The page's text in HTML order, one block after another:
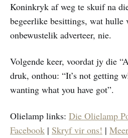
Koninkryk af weg te skuif na
begeerlike besittings, wat hulle
onbewustelik adverteer, nie.
Volgende keer, voordat jy die
druk, onthou: “It’s not getting
wanting what you have got”.
Olielamp links: Die Olielamp
Facebook | Skryf vir ons! |